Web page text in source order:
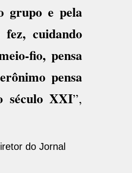
grupo e pela
fez, cuidando
fio, pensa
pensa
século XXI”,
do Jornal